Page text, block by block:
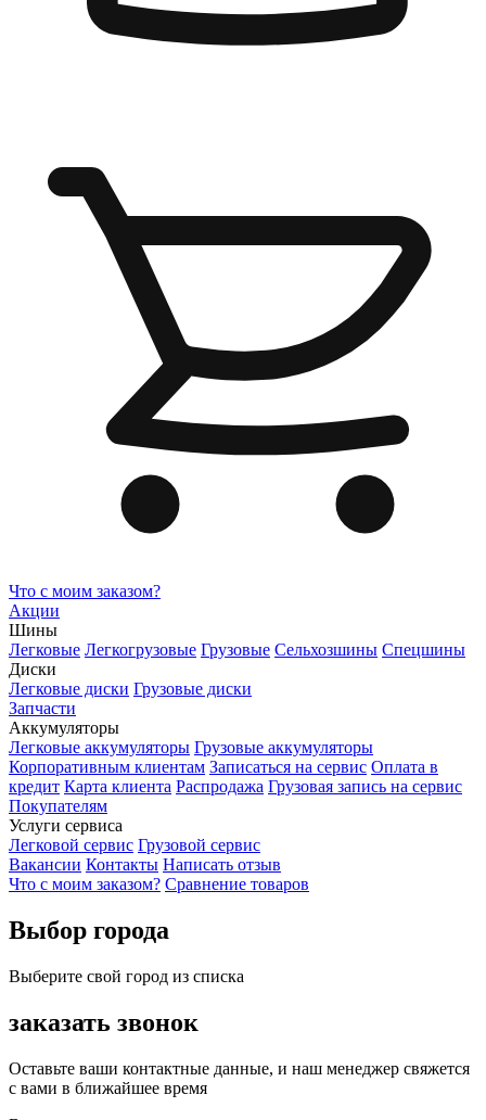
Что с моим заказом?
Акции
Шины
Легковые Легкогрузовые Грузовые Сельхозшины Спецшины
Диски
Легковые диски Грузовые диски
Запчасти
Аккумуляторы
Легковые аккумуляторы Грузовые аккумуляторы
Корпоративным клиентам Записаться на сервис Оплата в
кредит Карта клиента Распродажа Грузовая запись на сервис
Покупателям
Услуги сервиса
Легковой сервис Грузовой сервис
Вакансии Контакты Написать отзыв
Что с моим заказом? Сравнение товаров
Выбор города
Выберите свой город из списка
заказать звонок
Оставьте ваши контактные данные, и наш менеджер свяжется
с вами в ближайшее время